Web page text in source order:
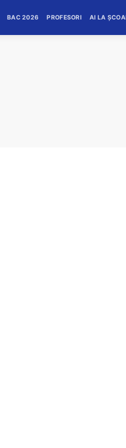
BAC 2026 PROFESORI AI LA